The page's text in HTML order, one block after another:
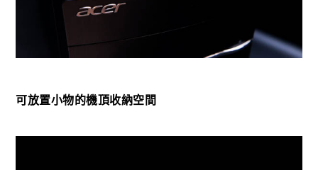
可放置小物的機頂收納空間